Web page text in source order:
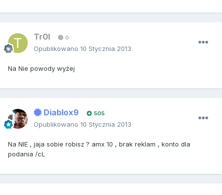
Tr0l 0
Opublikowano 10 Stycznia 2013
Na Nie powody wyżej
Diablox9 505
Opublikowano 10 Stycznia 2013
Na NIE , jaja sobie robisz ? amx 10 , brak reklam , konto dla
podania /cL